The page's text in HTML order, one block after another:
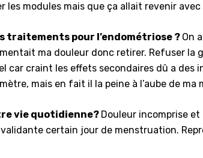
les modules mais que ça allait revenir avec
traitements pour l’endométriose ? On
ma douleur donc retirer. Refuser
car craint les effets secondaires dû a
mais en fait il la peine à l’aube de
vie quotidienne? Douleur incomprise
certain jour de menstruation.